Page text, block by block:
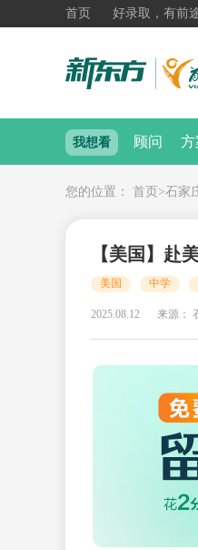
首页 好录取，有前
我想看 顾问 方
您的位置： 首页 >石家
【美国】赴
美国 中学
2025.08.12 来源：